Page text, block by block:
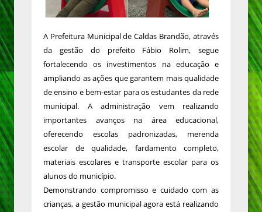
A Prefeitura Municipal de Caldas Brandão, através
da gestão do prefeito Fábio Rolim, segue
fortalecendo os investimentos na educação e
ampliando as ações que garantem mais qualidade
de ensino e bem-estar para os estudantes da rede
municipal. A administração vem realizando
importantes avanços na área educacional,
oferecendo escolas padronizadas, merenda
escolar de qualidade, fardamento completo,
materiais escolares e transporte escolar para os
alunos do município.
Demonstrando compromisso e cuidado com as
crianças, a gestão municipal agora está realizando